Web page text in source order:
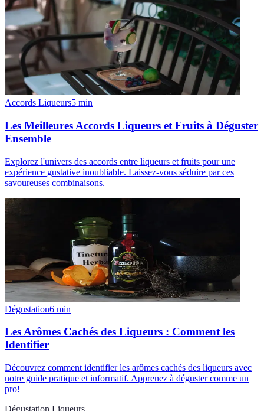
Accords Liqueurs5 min
Les Meilleures Accords Liqueurs et Fruits à Déguster
Ensemble
Explorez l'univers des accords entre liqueurs et fruits pour une
expérience gustative inoubliable. Laissez-vous séduire par ces
savoureuses combinaisons.
Dégustation6 min
Les Arômes Cachés des Liqueurs : Comment les
Identifier
Découvrez comment identifier les arômes cachés des liqueurs avec
notre guide pratique et informatif. Apprenez à déguster comme un
pro!
Dégustation Liqueurs